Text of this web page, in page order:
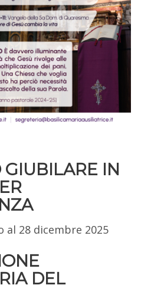
GIUBILARE IN
al 28 dicembre 2025
DEL